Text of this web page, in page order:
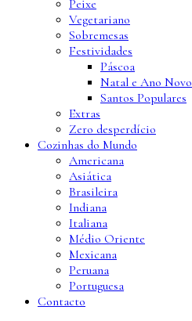
Peixe
Vegetariano
Sobremesas
Festividades
Páscoa
Natal e Ano Novo
Santos Populares
Extras
Zero desperdício
Cozinhas do Mundo
Americana
Asiática
Brasileira
Indiana
Italiana
Médio Oriente
Mexicana
Peruana
Portuguesa
Contacto